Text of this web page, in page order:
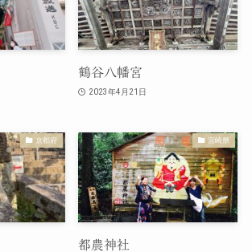
鶴谷八幡宮
2023年4月21日
京都府 宮崎県
都農神社